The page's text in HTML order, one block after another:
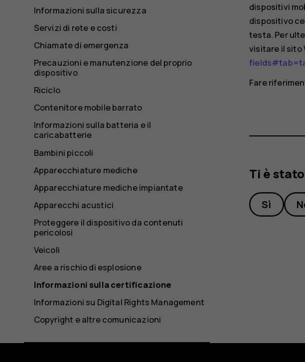
dispositivi
dispositivo
testa. Per
visitare il sito
Fare
Ti è
Sì
Informazioni sulla sicurezza
Servizi di rete e costi
Chiamate di emergenza
Precauzioni e manutenzione del proprio
dispositivo
Riciclo
Contenitore mobile barrato
Informazioni sulla batteria e il
caricabatterie
Bambini piccoli
Apparecchiature mediche
Apparecchiature mediche impiantate
Apparecchi acustici
Proteggere il dispositivo da contenuti
pericolosi
Veicoli
Aree a rischio di esplosione
Informazioni sulla certificazione
Informazioni su Digital Rights Management
Copyright e altre comunicazioni